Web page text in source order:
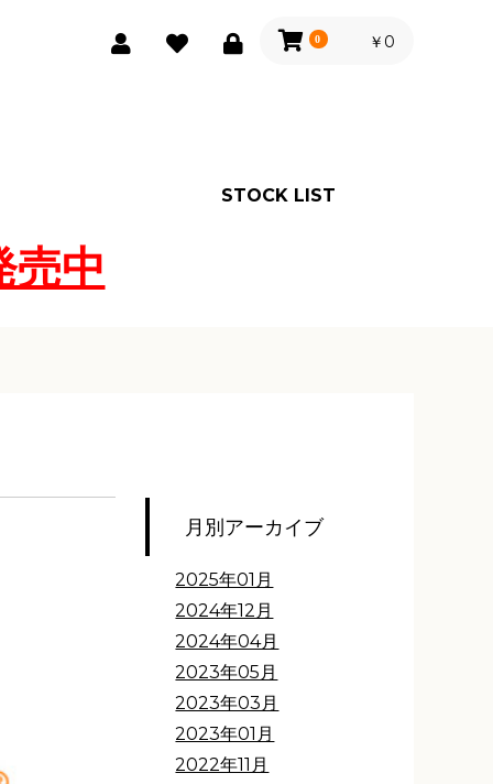
0 ￥0
STOCK LIST
中
月別アーカイブ
2025年01月
2024年12月
2024年04月
2023年05月
2023年03月
2023年01月
2022年11月